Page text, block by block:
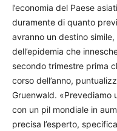
l’economia del Paese
duramente di quanto
avranno un destino
dell’epidemia che
secondo trimestre prima
corso dell’anno,
Gruenwald. «Prevediamo
con un pil mondiale in
precisa l’esperto,